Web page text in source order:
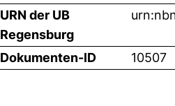
URN der UB
Regensburg
Dokumenten-ID 10507